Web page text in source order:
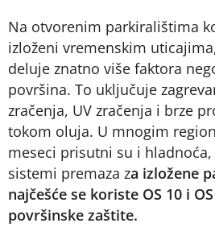
Na otvorenim parkiralištima
izloženi vremenskim
deluje znatno više faktora
površina. To uključuje
zračenja, UV zračenja i brze
tokom oluja. U mnogim
meseci prisutni su i hladnoća,
sistemi premaza za izložene
najčešće se koriste OS 10 i
površinske zaštite.